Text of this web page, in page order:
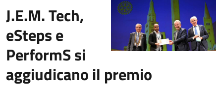
J.E.M. Tech,
eSteps e
PerformS si
aggiudicano il premio